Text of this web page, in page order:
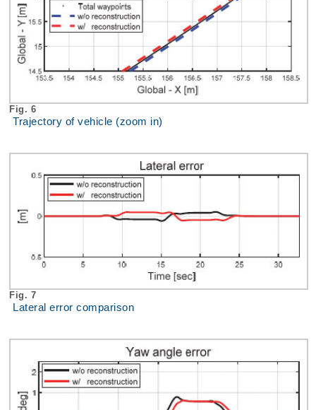
Fig. 6
Trajectory of vehicle (zoom in)
Fig. 7
Lateral error comparison